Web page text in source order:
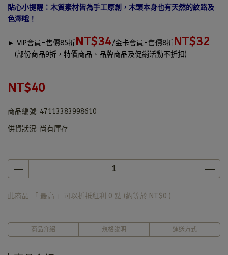
貼心小提醒：木質素材皆為手工原創，木頭本身也有天然的紋路及
色澤哦！
► VIP會員-售價85折 NT$34/金卡會員-售價8折 NT$32
(部份商品9折，特價商品、品牌商品及促銷活動不折扣)
NT$40
商品編號: 47113383998610
供貨狀況: 尚有庫存
此商品 「 最高 」可以折抵紅利 0 點 (約等於 NT$0 )
商品介紹 規格說明 運送方式